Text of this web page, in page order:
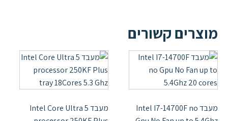
מוצרים קשורים
מעבד Intel I7-14700F no
מעבד Intel Core Ultra 5